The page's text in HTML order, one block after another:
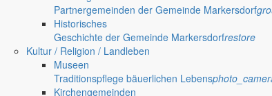
anzeigen@gemeinde-markersdorf.de
Partnergemeinden der Gemeinde Markersdorf
Historisches
Geschichte der Gemeinde Markersdorfrestore
Kultur / Religion / Landleben
Museen
Traditionspflege bäuerlichen Lebens
Kirchengemeinden